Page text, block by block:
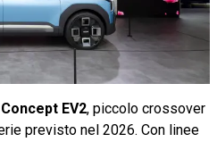
Concept EV2, piccolo crossover
previsto nel 2026. Con linee